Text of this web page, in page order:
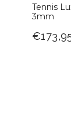
Tennis
3mm